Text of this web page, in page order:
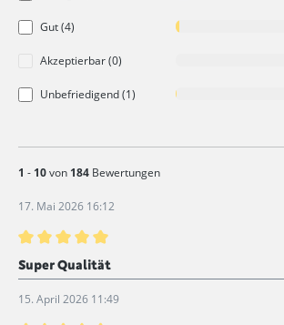
Gut (4)
Akzeptierbar (0)
Unbefriedigend (1)
1 - 10von 184 Bewertungen
17. Mai 2026 16:12
Bewertung mit 5 von 5 Sternen
Super Qualität
15. April 2026 11:49